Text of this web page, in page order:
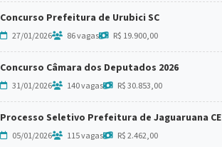
Concurso Prefeitura de Urubici SC
27/01/2026 86 vagas R$ 19.900,00
Concurso Câmara dos Deputados 2026
31/01/2026 140 vagas R$ 30.853,00
Processo Seletivo Prefeitura de Jaguaruana CE
05/01/2026 115 vagas R$ 2.462,00